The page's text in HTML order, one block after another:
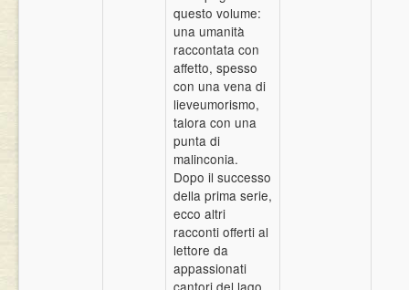
questo volume:
una umanità
raccontata con
affetto, spesso
con una vena di
lieveumorismo,
talora con una
punta di
malinconia.
Dopo il successo
della prima serie,
ecco altri
racconti offerti al
lettore da
appassionati
cantori del lago